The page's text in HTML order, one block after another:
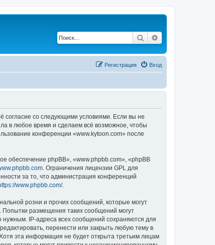
Поиск
Вход
Регистрация
согласие со следующими условиями. Если вы не
в любое время и сделаем всё возможное, чтобы
конференции «www.kytoon.com» после
обеспечение phpBB», «www.phpbb.com», «phpBB
. Ограничения лицензии GPL для
за то, что администрация конференций
www.phpbb.com/.
розни и прочих сообщений, которые могут
Попытки размещения таких сообщений могут
IP-адреса всех сообщений сохраняются для
перенести или закрыть любую тему в
эта информация не будет открыта третьим лицам